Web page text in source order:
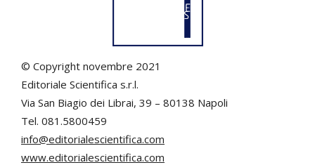
© Copyright novembre 2021
Editoriale Scientifica s.r.l.
Via San Biagio dei Librai, 39 – 80138 Napoli
Tel. 081.5800459
info@editorialescientifica.com
www.editorialescientifica.com